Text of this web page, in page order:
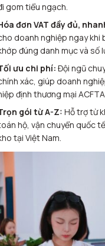
gom tiểu ngạch.
đơn VAT đầy đủ,
doanh nghiệp ngay khi
đúng danh mục và số
ưu chi phí: Đội ngũ
xác, giúp doanh
định thương mại ACFTA.
gói từ A-Z: Hỗ trợ từ
hộ, vận chuyển quốc
tại Việt Nam.